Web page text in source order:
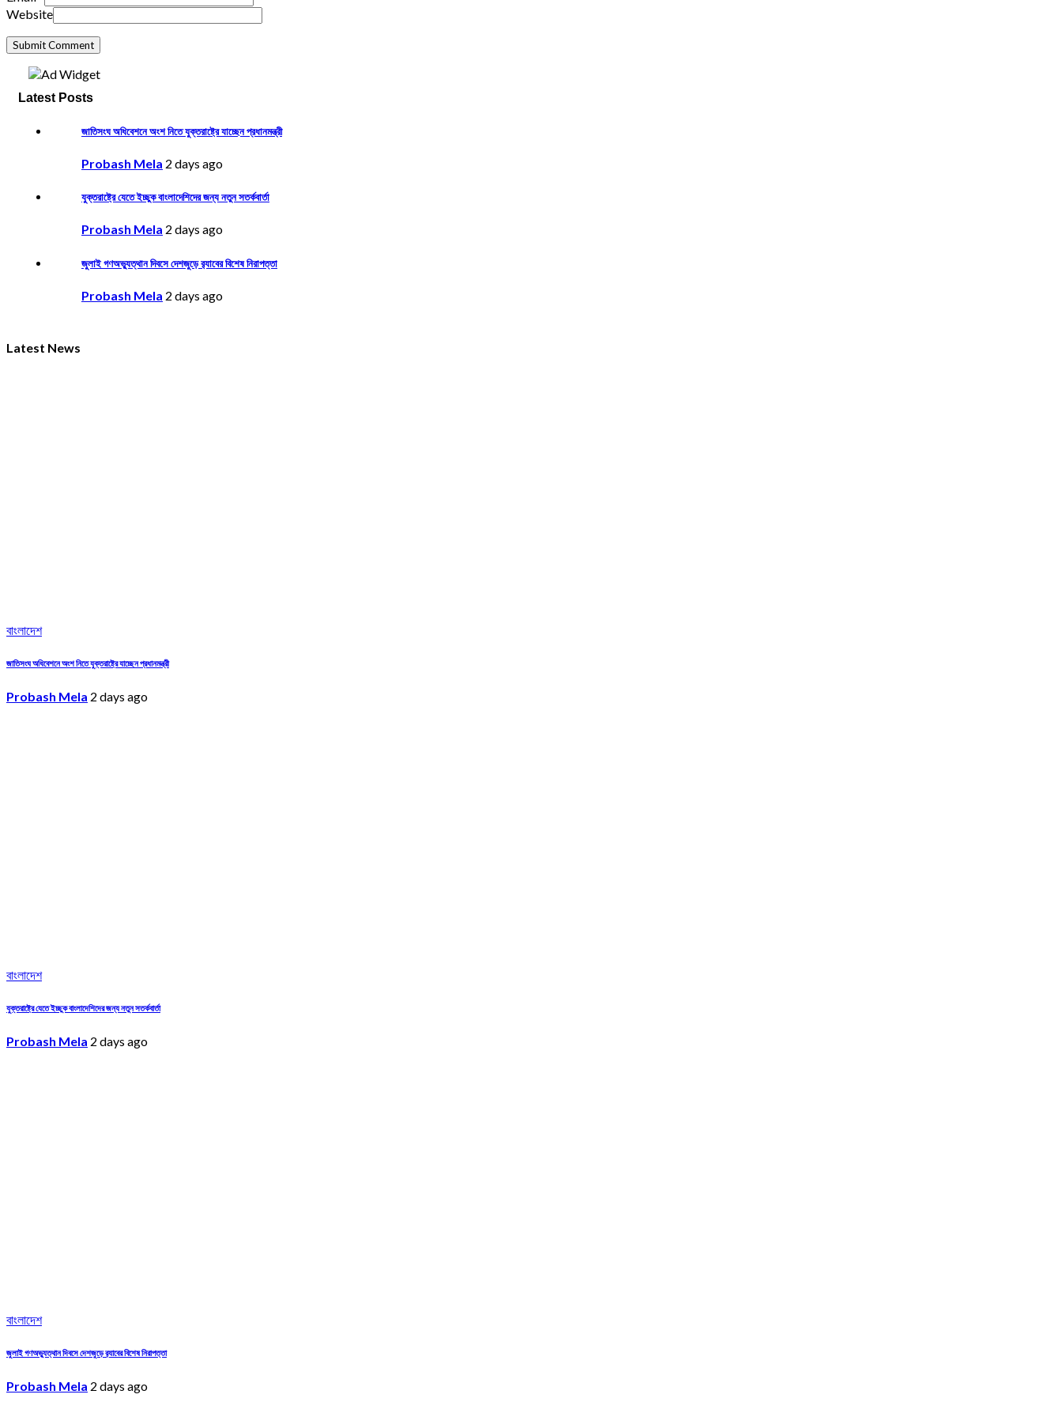
Website
Latest Posts
জাতিসংঘ অধিবেশনে অংশ নিতে যুক্তরাষ্ট্রে যাচ্ছেন প্রধানমন্ত্রী
Probash Mela 2 days ago
যুক্তরাষ্ট্রে যেতে ইচ্ছুক বাংলাদেশিদের জন্য নতুন সতর্কবার্তা
Probash Mela 2 days ago
জুলাই গণঅভ্যুত্থান দিবসে দেশজুড়ে র‌্যাবের বিশেষ নিরাপত্তা
Probash Mela 2 days ago
Latest News
বাংলাদেশ
জাতিসংঘ অধিবেশনে অংশ নিতে যুক্তরাষ্ট্রে যাচ্ছেন প্রধানমন্ত্রী
Probash Mela 2 days ago
বাংলাদেশ
যুক্তরাষ্ট্রে যেতে ইচ্ছুক বাংলাদেশিদের জন্য নতুন সতর্কবার্তা
Probash Mela 2 days ago
বাংলাদেশ
জুলাই গণঅভ্যুত্থান দিবসে দেশজুড়ে র‌্যাবের বিশেষ নিরাপত্তা
Probash Mela 2 days ago